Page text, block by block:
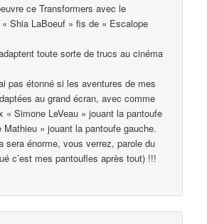
ce Transformers avec le
Shia LaBoeuf » fis de « Escalope
toute sorte de trucs au cinéma
pas étonné si les aventures de mes
au grand écran, avec comme
« Simone LeVeau » jouant la pantoufe
» jouant la pantoufe gauche.
sera énorme, vous verrez, parole du
c’est mes pantoufles après tout) !!!